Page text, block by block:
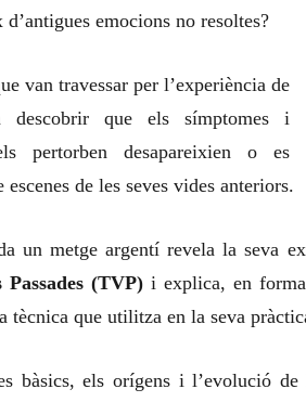
emocions no resoltes?
van travessar per l’experiència de
descobrir que els símptomes i
pertorben desapareixien o es
de les seves vides anteriors.
un metge argentí revela la seva
(TVP) i explica, en
tècnica que utilitza en la seva
bàsics, els orígens i l’evolució de